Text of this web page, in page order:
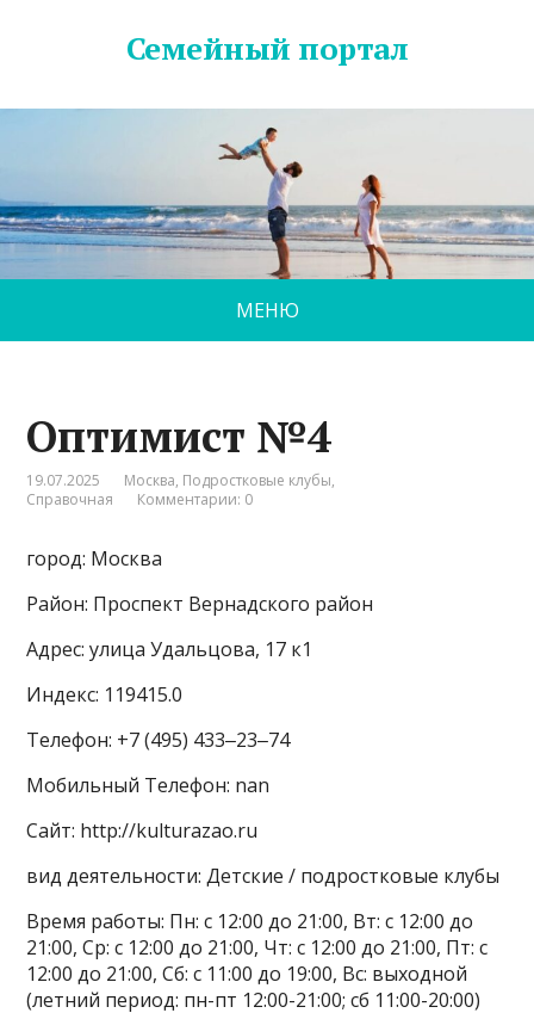
Семейный портал
МЕНЮ
Оптимист №4
19.07.2025 Москва, Подростковые клубы,
Справочная
Комментарии: 0
город: Москва
Район: Проспект Вернадского район
Адрес: улица Удальцова, 17 к1
Индекс: 119415.0
Телефон: +7 (495) 433‒23‒74
Мобильный Телефон: nan
Сайт: http://kulturazao.ru
вид деятельности: Детские / подростковые клубы
Время работы: Пн: с 12:00 до 21:00, Вт: с 12:00 до
21:00, Ср: с 12:00 до 21:00, Чт: с 12:00 до 21:00, Пт: с
12:00 до 21:00, Сб: с 11:00 до 19:00, Вс: выходной
(летний период: пн-пт 12:00-21:00; сб 11:00-20:00)